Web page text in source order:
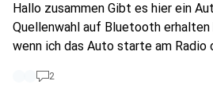
Hallo zusammen Gibt es hier ein Autoradio bei dem die
Quellenwahl auf Bluetooth
wenn ich das Auto starte am
Handy gestartet wird? (Wie im
2